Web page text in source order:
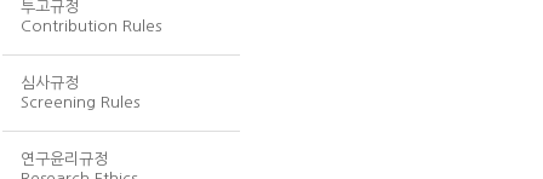
투고규정
Contribution Rules
심사규정
Screening Rules
연구윤리규정